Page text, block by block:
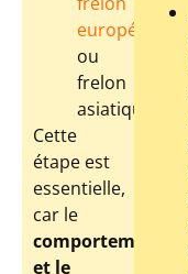
européen
ou
frelon
asiatique
Cette
étape est
essentielle,
car le
comportement
et le